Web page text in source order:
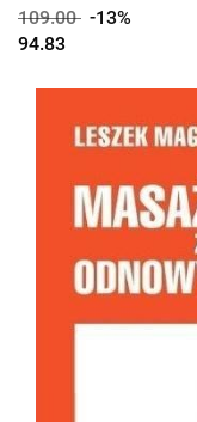
109.00 -13%
94.83